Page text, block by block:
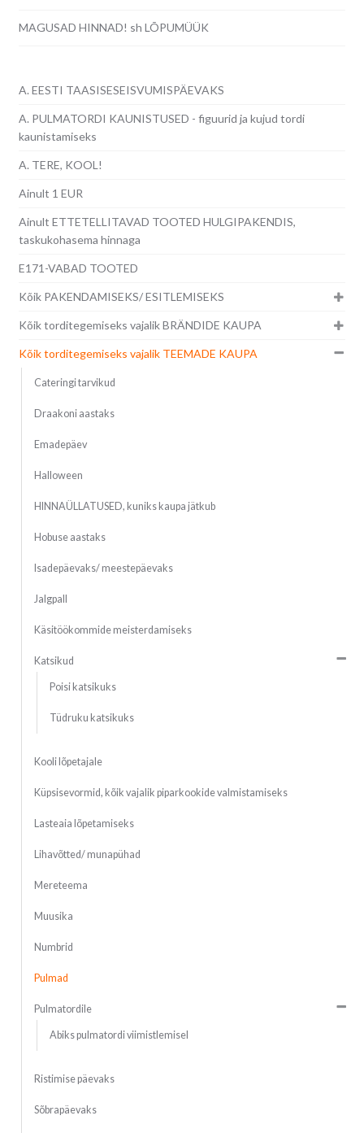
MAGUSAD HINNAD! sh LÕPUMÜÜK
A. EESTI TAASISESEISVUMISPÄEVAKS
A. PULMATORDI KAUNISTUSED - figuurid ja kujud tordi
kaunistamiseks
A. TERE, KOOL!
Ainult 1 EUR
Ainult ETTETELLITAVAD TOOTED HULGIPAKENDIS,
taskukohasema hinnaga
E171-VABAD TOOTED
Kõik PAKENDAMISEKS/ ESITLEMISEKS
Kõik torditegemiseks vajalik BRÄNDIDE KAUPA
Kõik torditegemiseks vajalik TEEMADE KAUPA
Cateringi tarvikud
Draakoni aastaks
Emadepäev
Halloween
HINNAÜLLATUSED, kuniks kaupa jätkub
Hobuse aastaks
Isadepäevaks/ meestepäevaks
Jalgpall
Käsitöökommide meisterdamiseks
Katsikud
Poisi katsikuks
Tüdruku katsikuks
Kooli lõpetajale
Küpsisevormid, kõik vajalik piparkookide valmistamiseks
Lasteaia lõpetamiseks
Lihavõtted/ munapühad
Mereteema
Muusika
Numbrid
Pulmad
Pulmatordile
Abiks pulmatordi viimistlemisel
Ristimise päevaks
Sõbrapäevaks